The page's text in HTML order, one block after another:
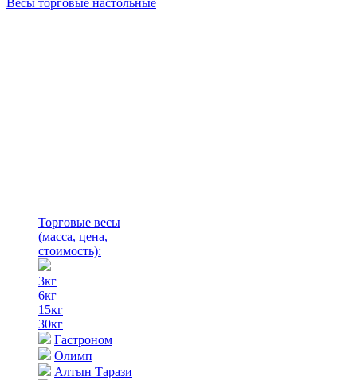
Весы торговые настольные
Торговые весы
(масса, цена,
стоимость):
3кг
6кг
15кг
30кг
Гастроном
Олимп
Алтын Тарази